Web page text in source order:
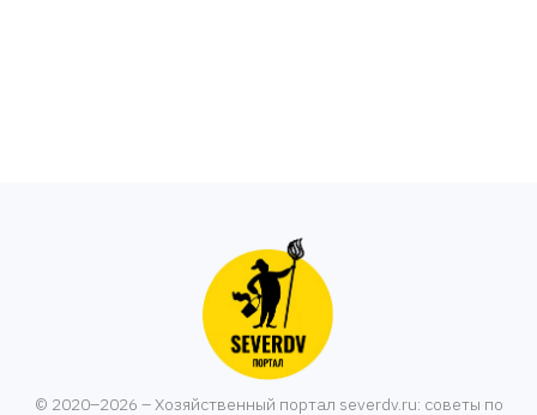
© 2020–2026 – Хозяйственный портал severdv.ru: советы по